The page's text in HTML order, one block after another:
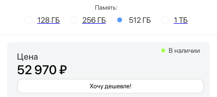
Память:
128 ГБ 256 ГБ 512 ГБ 1 ТБ
Цена
52 970 ₽
Хочу дешевле!
В наличии